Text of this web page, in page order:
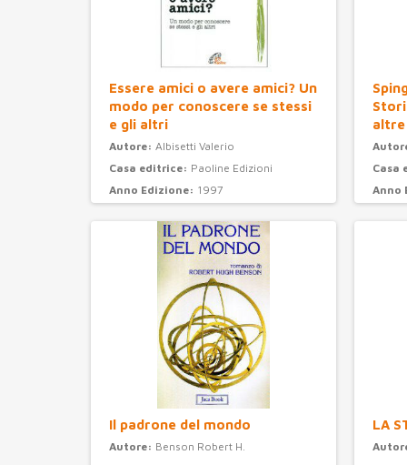
Essere amici o avere amici? Un
modo per conoscere se stessi
e gli altri
Autore: Albisetti Valerio
Casa editrice: Paoline Edizioni
Anno Edizione: 1997
Casa
Anno
Il padrone del mondo
Autore: Benson Robert H.
LA